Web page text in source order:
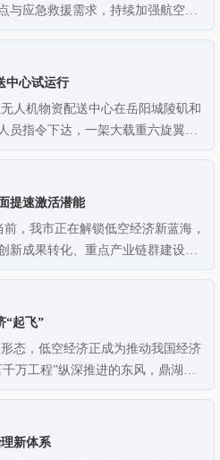
与应急救援需求，持续加强航空应
空应急救援体系实现跨越式发展，
一布局并获中央财政补助，救援力
中心试运行
人机物资配送中心在岳阳城陵矶和
员指令下达，一架大载重六旋翼无
稳升空，实时回传飞行姿态、空域
准投送至锚泊货船指定接收区域。
提速激活潜能
，我市正在解锁低空经济新蓝海，
新成果转化、重点产业链群建设加
视、航电、飞控、材料等产业正蓄
质量发展创新实践。中国兵器工业
“起飞”
态，低空经济正成为推动我国经济
万工程”纵深推进的东风，鼎湖区
自然禀赋和街道发展定位，早已锚
心布局低空经济产业，推动资源优
新体系